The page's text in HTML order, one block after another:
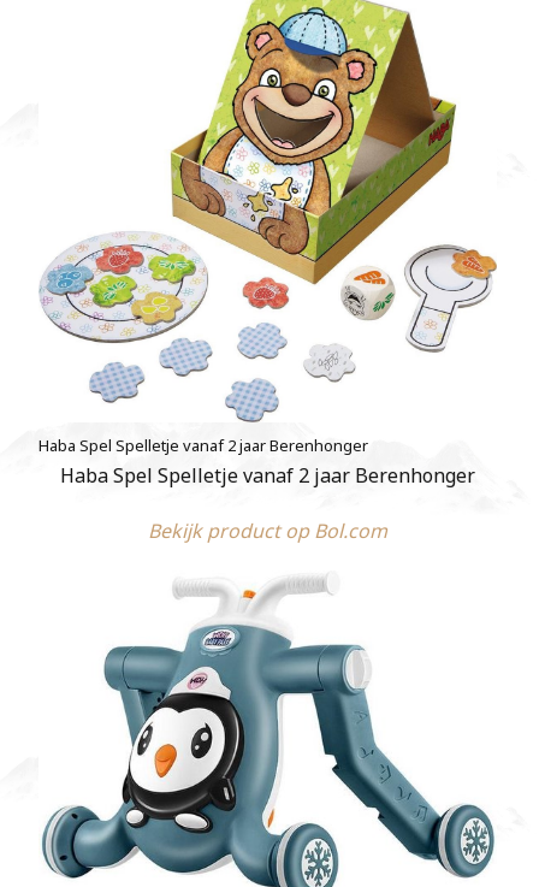
Haba Spel Spelletje vanaf 2 jaar Berenhonger
Haba Spel Spelletje vanaf 2 jaar Berenhonger
Bekijk product op Bol.com